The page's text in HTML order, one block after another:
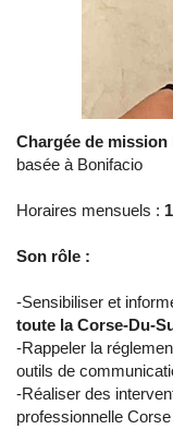
Chargée de
basée à Bonifacio
Horaires mensuels :
​Son rôle :
-Sensibiliser et
toute la Corse-Du-
-Rappeler la
outils de
-Réaliser des
professionnelle